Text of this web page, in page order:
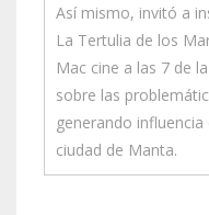
Así mismo, invitó a
La Tertulia de los
Mac cine a las 7 de
sobre las
generando
ciudad de Manta.